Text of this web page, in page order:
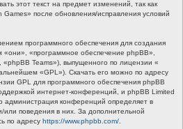
этот текст на предмет изменений, так как
после обновления/исправления условий
программного обеспечения для создания
«программное обеспечение phpBB»,
Teams»), выпущенного по лицензии «
«GPL»). Скачать его можно по адресу
GPL для программного обеспечения phpBB
интернет-конференций, и phpBB Limited
администрация конференций определяет в
или поведения в них. За дополнительной
по адресу https://www.phpbb.com/